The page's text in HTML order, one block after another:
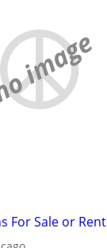
image
For Sale or Rent